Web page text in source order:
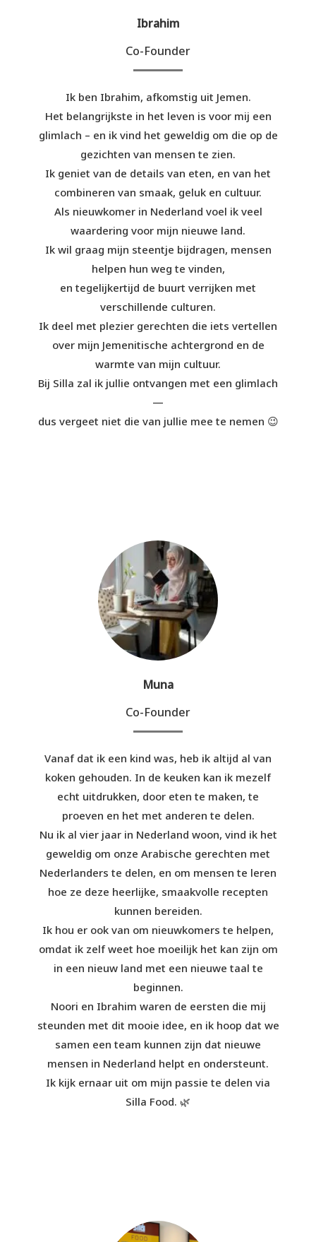
Ibrahim
Co-Founder
Ik ben Ibrahim, afkomstig uit Jemen.
Het belangrijkste in het leven is voor mij een
glimlach – en ik vind het geweldig om die op de
gezichten van mensen te zien.
Ik geniet van de details van eten, en van het
combineren van smaak, geluk en cultuur.
Als nieuwkomer in Nederland voel ik veel
waardering voor mijn nieuwe land.
Ik wil graag mijn steentje bijdragen, mensen
helpen hun weg te vinden,
en tegelijkertijd de buurt verrijken met
verschillende culturen.
Ik deel met plezier gerechten die iets vertellen
over mijn Jemenitische achtergrond en de
warmte van mijn cultuur.
Bij Silla zal ik jullie ontvangen met een glimlach
—
dus vergeet niet die van jullie mee te nemen 😉
Muna
Co-Founder
Vanaf dat ik een kind was, heb ik altijd al van
koken gehouden. In de keuken kan ik mezelf
echt uitdrukken, door eten te maken, te
proeven en het met anderen te delen.
Nu ik al vier jaar in Nederland woon, vind ik het
geweldig om onze Arabische gerechten met
Nederlanders te delen, en om mensen te leren
hoe ze deze heerlijke, smaakvolle recepten
kunnen bereiden.
Ik hou er ook van om nieuwkomers te helpen,
omdat ik zelf weet hoe moeilijk het kan zijn om
in een nieuw land met een nieuwe taal te
beginnen.
Noori en Ibrahim waren de eersten die mij
steunden met dit mooie idee, en ik hoop dat we
samen een team kunnen zijn dat nieuwe
mensen in Nederland helpt en ondersteunt.
Ik kijk ernaar uit om mijn passie te delen via
Silla Food. 🌿